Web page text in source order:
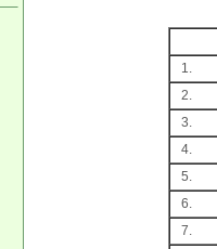
1.
2.
3.
4.
5.
6.
7.